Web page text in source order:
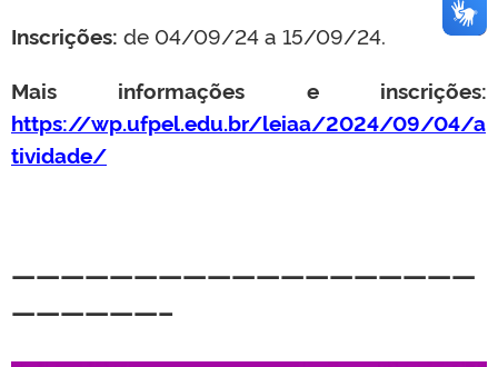
Inscrições: de 04/09/24 a 15/09/24.
Mais informações e inscrições:
https://wp.ufpel.edu.br/leiaa/2024/09/04/a
tividade/
———————————————————
——————–